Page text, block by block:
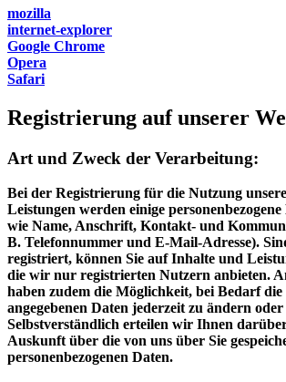
mozilla
internet-explorer
Google Chrome
Opera
Safari
Registrierung auf unserer
Art und Zweck der Verarbeitung:
Bei der Registrierung für die Nutzung
Leistungen werden einige
wie Name, Anschrift, Kontakt- und
B. Telefonnummer und E-Mail-Adresse).
registriert, können Sie auf Inhalte und
die wir nur registrierten Nutzern anbieten.
haben zudem die Möglichkeit, bei Bedarf
angegebenen Daten jederzeit zu ändern oder
Selbstverständlich erteilen wir Ihnen
Auskunft über die von uns über Sie
personenbezogenen Daten.